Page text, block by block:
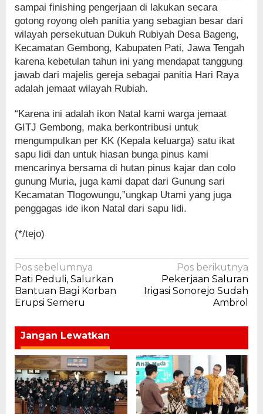
sampai finishing pengerjaan di lakukan secara
gotong royong oleh panitia yang sebagian besar dari
wilayah persekutuan Dukuh Rubiyah Desa Bageng,
Kecamatan Gembong, Kabupaten Pati, Jawa Tengah
karena kebetulan tahun ini yang mendapat tanggung
jawab dari majelis gereja sebagai panitia Hari Raya
adalah jemaat wilayah Rubiah.
“Karena ini adalah ikon Natal kami warga jemaat
GITJ Gembong, maka berkontribusi untuk
mengumpulkan per KK (Kepala keluarga) satu ikat
sapu lidi dan untuk hiasan bunga pinus kami
mencarinya bersama di hutan pinus kajar dan colo
gunung Muria, juga kami dapat dari Gunung sari
Kecamatan Tlogowungu,”ungkap Utami yang juga
penggagas ide ikon Natal dari sapu lidi.
(*/tejo)
Navigasi
pos
Pos sebelumnya
Pati Peduli, Salurkan
Bantuan Bagi Korban
Erupsi Semeru
Pos berikutnya
Pekerjaan Saluran
Irigasi Sonorejo Sudah
Ambrol
Jangan Lewatkan